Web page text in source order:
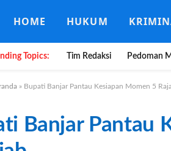
HOME HUKUM
Topics: Tim Redaksi Pedoman
» Bupati Banjar Pantau Kesiapan Momen 5
Banjar Pantau